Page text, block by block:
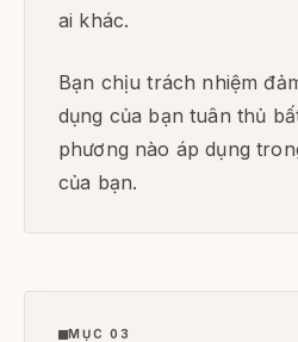
ai khác.
Bạn chịu trách nhiệm
dụng của bạn tuân thủ
phương nào áp dụng
của bạn.
MỤC 03